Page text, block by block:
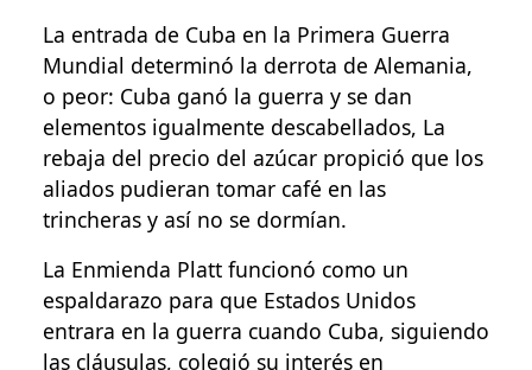
La entrada de Cuba en la Primera Guerra
Mundial determinó la derrota de Alemania,
o peor: Cuba ganó la guerra y se dan
elementos igualmente descabellados, La
rebaja del precio del azúcar propició que los
aliados pudieran tomar café en las
trincheras y así no se dormían.
La Enmienda Platt funcionó como un
espaldarazo para que Estados Unidos
entrara en la guerra cuando Cuba, siguiendo
las cláusulas, colegió su interés en